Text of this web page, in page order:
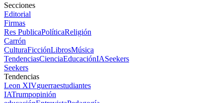
Secciones
Editorial
Firmas
Res PublicaPolíticaReligión
Carrón
CulturaFicciónLibrosMúsica
TendenciasCienciaEducaciónIASeekers
Seekers
Tendencias
Leon XIVguerraestudiantes
IATrumpopinión